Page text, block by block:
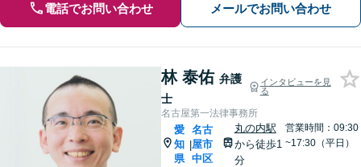
電話でお問い合わせ メールでお問い合わせ
林 泰佑 弁護
士
インタビューを見
る
名古屋第一法律事務所
愛
知
県
|
名古
屋市
中区
丸の内駅
から徒歩1
分
営業時間：09:30
~17:30（平日）